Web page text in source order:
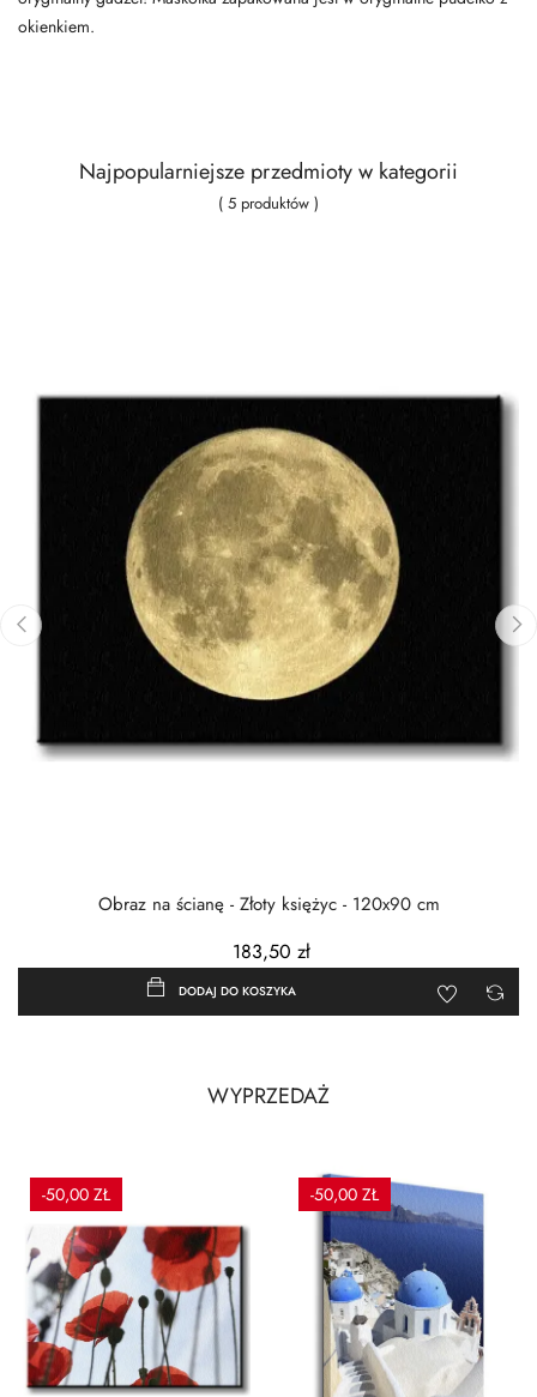
okienkiem.
Najpopularniejsze przedmioty w kategorii
( 5 produktów )
Obraz na ścianę - Złoty księżyc - 120x90 cm
183,50 zł
DODAJ DO KOSZYKA
WYPRZEDAŻ
-50,00 ZŁ -50,00 ZŁ